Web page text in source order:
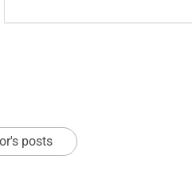
posts